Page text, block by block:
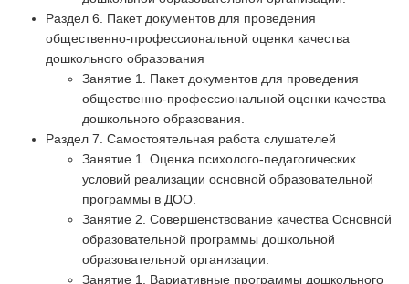
Раздел 6. Пакет документов для проведения
общественно-профессиональной оценки качества
дошкольного образования
Занятие 1. Пакет документов для проведения
общественно-профессиональной оценки качества
дошкольного образования.
Раздел 7. Самостоятельная работа слушателей
Занятие 1. Оценка психолого-педагогических
условий реализации основной образовательной
программы в ДОО.
Занятие 2. Совершенствование качества Основной
образовательной программы дошкольной
образовательной организации.
Занятие 1. Вариативные программы дошкольного